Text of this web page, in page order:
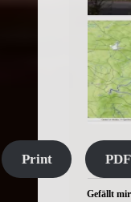
Print PDF
Gefällt